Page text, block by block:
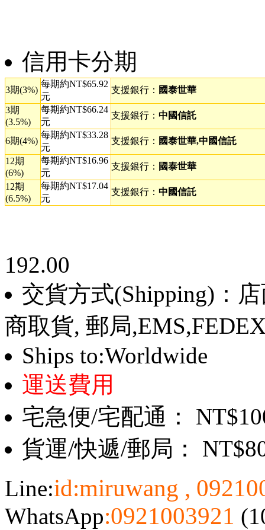
信用卡分期
3期(3%)
每期約NT$65.92
元
支援銀行： 國泰世華
3期
(3.5%)
每期約NT$66.24
元
支援銀行： 中國信託
6期(4%)
每期約NT$33.28
元
支援銀行： 國泰世華,中國信託
12期
(6%)
每期約NT$16.96
元
支援銀行： 國泰世華
12期
(6.5%)
每期約NT$17.04
元
支援銀行： 中國信託
192.00
交貨方式(Shipping)：
商取貨, 郵局
Ships to:Worldwide
運送費用
宅急便/宅配通：
貨運/快遞/郵局：
Line:id:miruwang ,
WhatsApp:0921003921